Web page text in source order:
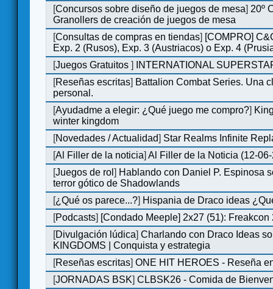
[Concursos sobre diseño de juegos de mesa] 20º
Granollers de creación de juegos de mesa
[Consultas de compras en tiendas] [COMPRO]
Exp. 2 (Rusos), Exp. 3 (Austriacos) o Exp. 4
[Juegos Gratuitos]
INTERNATIONAL
[Reseñas escritas] Battalion Combat Series. Una
personal.
[Ayudadme a elegir: ¿Qué juego me compro?]
winter kingdom
[Novedades / Actualidad] Star Realms Infinite
[Al Filler de la noticia]Al Filler de la Noticia (12-
[Juegos de rol] Hablando con Daniel P. Espinosa
terror gótico de Shadowlands
[¿Qué os parece...?] Hispania de Draco ideas
[Podcasts] [Condado Meeple] 2x27 (51): Freakcon
[Divulgación lúdica]Charlando con Draco Ideas
KINGDOMS | Conquista y estrategia
[Reseñas escritas]ONE HIT HEROES - Reseña
[JORNADAS BSK]CLBSK26 - Comida de